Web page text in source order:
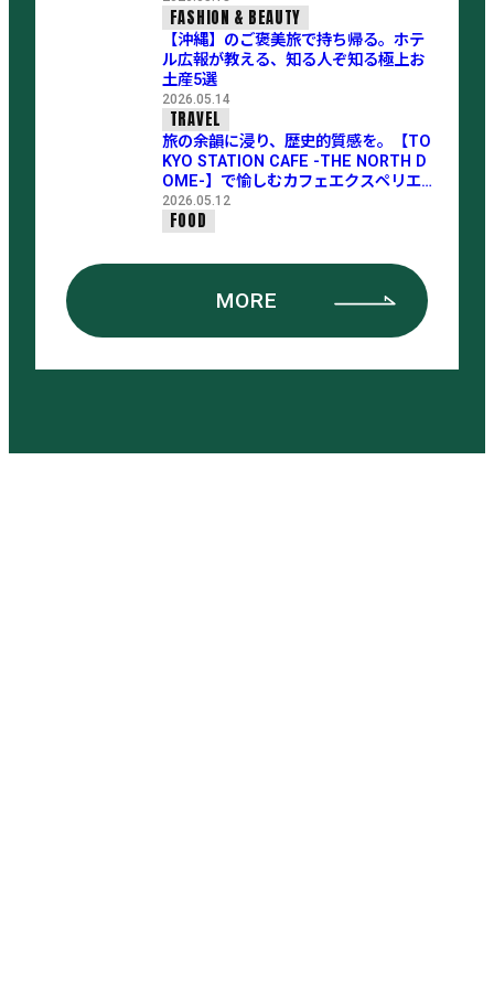
FASHION & BEAUTY
【沖縄】のご褒美旅で持ち帰る。ホテ
ル広報が教える、知る人ぞ知る極上お
土産5選
2026.05.14
TRAVEL
旅の余韻に浸り、歴史的質感を。【TO
KYO STATION CAFE -THE NORTH D
OME-】で愉しむカフェエクスペリエン
ス
2026.05.12
FOOD
MORE